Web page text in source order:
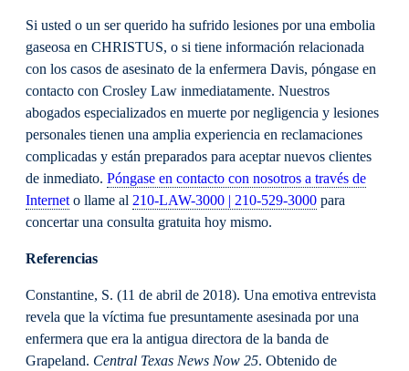
Si usted o un ser querido ha sufrido lesiones por una embolia
gaseosa en CHRISTUS, o si tiene información relacionada
con los casos de asesinato de la enfermera Davis, póngase en
contacto con Crosley Law inmediatamente. Nuestros
abogados especializados en muerte por negligencia y lesiones
personales tienen una amplia experiencia en reclamaciones
complicadas y están preparados para aceptar nuevos clientes
de inmediato. Póngase en contacto con nosotros a través de
Internet o llame al 210-LAW-3000 | 210-529-3000 para
concertar una consulta gratuita hoy mismo.
Referencias
Constantine, S. (11 de abril de 2018). Una emotiva entrevista
revela que la víctima fue presuntamente asesinada por una
enfermera que era la antigua directora de la banda de
Grapeland. Central Texas News Now 25. Obtenido de